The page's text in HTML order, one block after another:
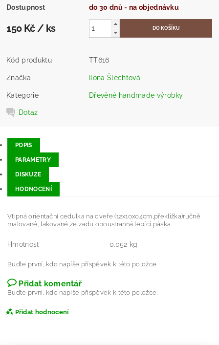
Dostupnost do 30 dnů - na objednávku
150 Kč/ ks
Kód produktu TT616
Značka Ilona Šlechtová
Kategorie Dřevěné handmade výrobky
Dotaz
POPIS
PARAMETRY
DISKUZE
HODNOCENÍ
Vtipná orientační cedulka na dveře (12x10x04cm,překližka)ručně
malované, lakované,ze zadu oboustranná lepící páska
Hmotnost 0.052 kg
Buďte první, kdo napíše příspěvek k této položce.
Přidat komentář
Buďte první, kdo napíše příspěvek k této položce.
Přidat hodnocení